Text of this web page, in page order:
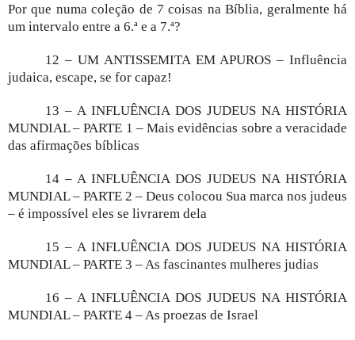
Por que numa coleção de 7 coisas na Bíblia, geralmente há
um intervalo entre a 6.ª e a 7.ª?
12 – UM ANTISSEMITA EM APUROS – Influência
judaica, escape, se for capaz!
13 – A INFLUÊNCIA DOS JUDEUS NA HISTÓRIA
MUNDIAL – PARTE 1 – Mais evidências sobre a veracidade
das afirmações bíblicas
14 – A INFLUÊNCIA DOS JUDEUS NA HISTÓRIA
MUNDIAL – PARTE 2 – Deus colocou Sua marca nos judeus
– é impossível eles se livrarem dela
15 – A INFLUÊNCIA DOS JUDEUS NA HISTÓRIA
MUNDIAL – PARTE 3 – As fascinantes mulheres judias
16 – A INFLUÊNCIA DOS JUDEUS NA HISTÓRIA
MUNDIAL – PARTE 4 – As proezas de Israel